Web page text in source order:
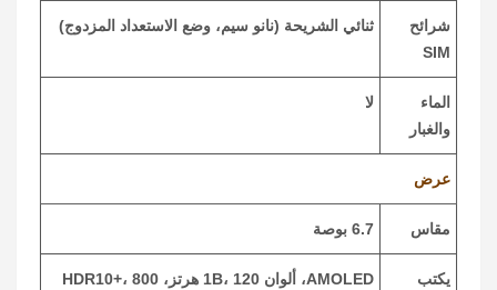
شرائح
SIM
ثنائي الشريحة (نانو سيم، وضع الاستعداد المزدوج)
الماء
والغبار
لا
عرض
مقاس 6.7 بوصة
يكتب AMOLED، ألوان 1B، 120 هرتز، HDR10+، 800